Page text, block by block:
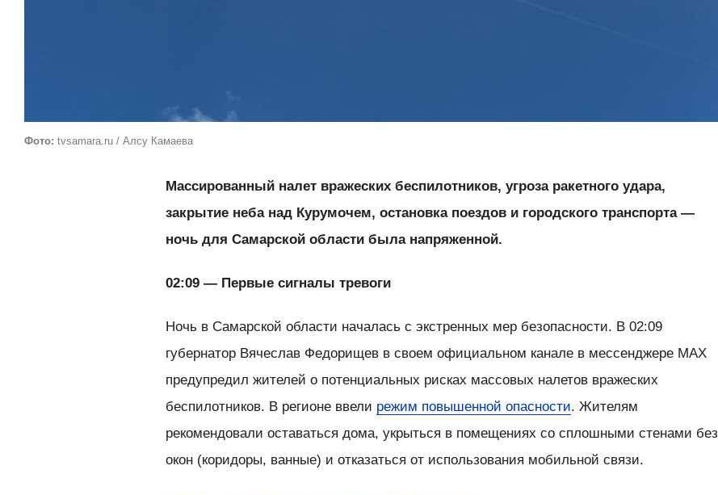
Фото: tvsamara.ru / Алсу Камаева
Массированный налет вражеских беспилотников, угроза ракетного удара,
закрытие неба над Курумочем, остановка поездов и городского транспорта —
ночь для Самарской области была напряженной.
02:09 — Первые сигналы тревоги
Ночь в Самарской области началась с экстренных мер безопасности. В 02:09
губернатор Вячеслав Федорищев в своем официальном канале в мессенджере MAX
предупредил жителей о потенциальных рисках массовых налетов вражеских
беспилотников. В регионе ввели режим повышенной опасности. Жителям
рекомендовали оставаться дома, укрыться в помещениях со сплошными стенами без
окон (коридоры, ванные) и отказаться от использования мобильной связи.